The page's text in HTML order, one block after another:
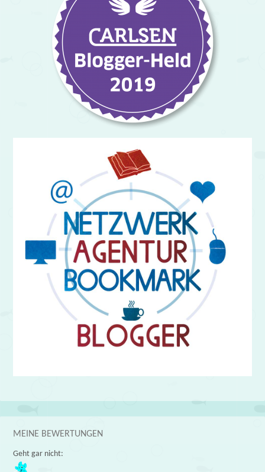
MEINE BEWERTUNGEN
Geht gar nicht: